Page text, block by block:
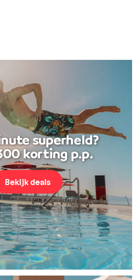
superheld?
korting p.p.
Bekijk deals